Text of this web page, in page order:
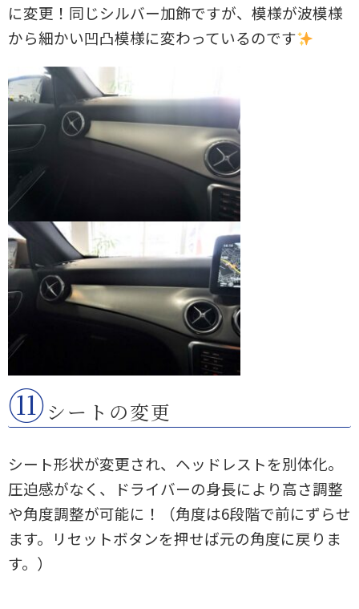
に変更！同じシルバー加飾ですが、模様が波模様
から細かい凹凸模様に変わっているのです
⑪シートの変更
シート形状が変更され、ヘッドレストを別体化。
圧迫感がなく、ドライバーの身長により高さ調整
や角度調整が可能に！（角度は6段階で前にずらせ
ます。リセットボタンを押せば元の角度に戻りま
す。）